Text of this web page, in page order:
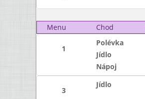
Menu
Chod
1
Polévka
Jídlo
Nápoj
3
Jídlo